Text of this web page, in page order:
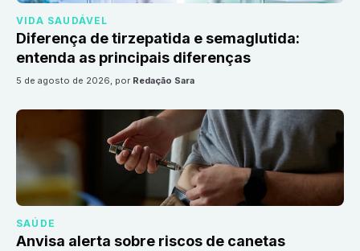
VIDA SAUDÁVEL
Diferença de tirzepatida e semaglutida:
entenda as principais diferenças
5 de agosto de 2026, por Redação Sara
SAÚDE
Anvisa alerta sobre riscos de canetas